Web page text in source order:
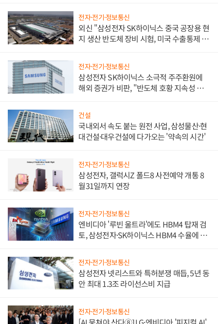
전자·전기·정보통신
외신 "삼성전자 SK하이닉스 중국 공장용 현
지 생산 반도체 장비 시험, 미국 수출통제 대
전자·전기·정보통신
삼성전자 SK하이닉스 소극적 주주환원에
해외 증권가 비판, "반도체 호황 지속성 의
건설
국내외서 속도 붙는 원전 사업, 삼성물산·현
대건설·대우건설에 다가오는 '약속의 시간'
전자·전기·정보통신
삼성전자, 갤럭시Z 폴드8 사전예약 개통 8
월31일까지 연장
전자·전기·정보통신
엔비디아 '루빈 울트라'에도 HBM4 탑재 검
토, 삼성전자·SK하이닉스 HBM4 수율에 주
전자·전기·정보통신
삼성전자 넷리스트와 특허분쟁 매듭, 5년 동
안 최대 1.3조 라이선스비 지급
전자·전기·정보통신